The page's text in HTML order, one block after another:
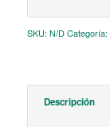
SKU: N/D Categoría:
Descripción